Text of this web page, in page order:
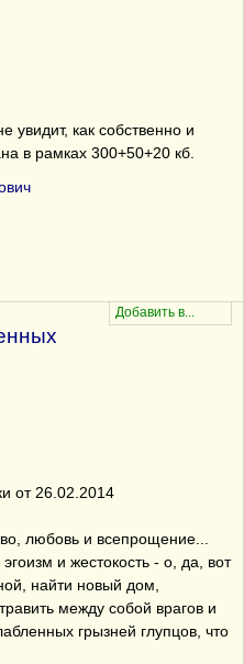
увидит, как собственно и
в рамках 300+50+20 кб.
от 26.02.2014
любовь и всепрощение...
и жестокость - о, да, вот
найти новый дом,
между собой врагов и
грызней глупцов, что